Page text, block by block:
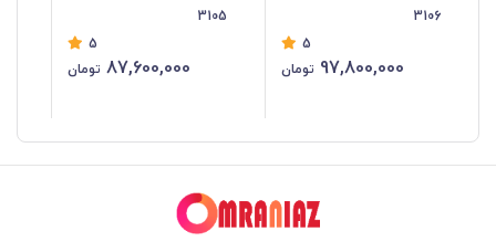
3106
5
97,800,000 تومان
3105
5
87,600,000 تومان